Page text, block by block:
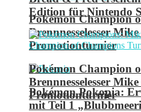
Pokémon Champion
Brennnesselesser
Promotionturnier
Pokémon Pokopia:
mit Teil 1
Edition für Nintendo
Pokémon Champion
Brennnesselesser
Promotionturnier